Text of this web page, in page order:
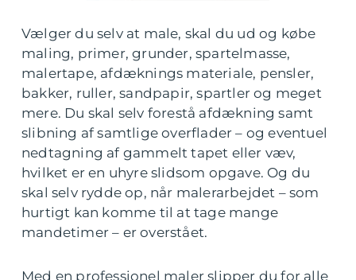
Vælger du selv at male, skal du ud og købe
maling, primer, grunder, spartelmasse,
malertape, afdæknings materiale, pensler,
bakker, ruller, sandpapir, spartler og meget
mere. Du skal selv forestå afdækning samt
slibning af samtlige overflader – og eventuel
nedtagning af gammelt tapet eller væv,
hvilket er en uhyre slidsom opgave. Og du
skal selv rydde op, når malerarbejdet – som
hurtigt kan komme til at tage mange
mandetimer – er overstået.
Med en professionel maler slipper du for alle